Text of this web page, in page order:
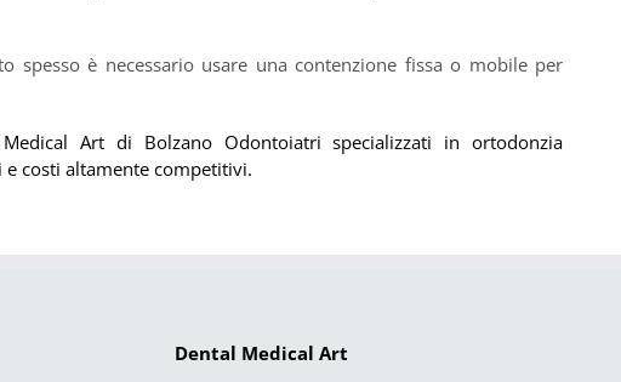
è necessario usare una contenzione fissa o mobile per
Art di Bolzano Odontoiatri specializzati in ortodonzia
e costi altamente competitivi.
Dental Medical Art